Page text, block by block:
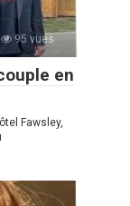
95 vues
en
Fawsley,